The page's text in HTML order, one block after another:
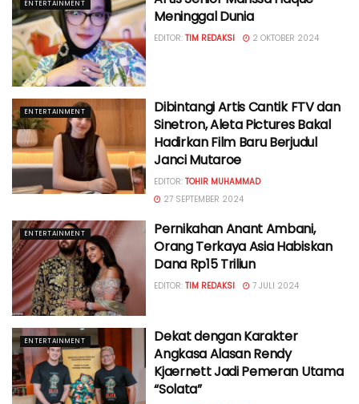
ENTERTAINMENT
Meninggal Dunia
EDITOR: TIM REDAKSI 2 OKTOBER 2024
ENTERTAINMENT
Dibintangi Artis Cantik FTV dan
Sinetron, Aleta Pictures Bakal
Hadirkan Film Baru Berjudul
Janci Mutaroe
EDITOR: TOHIR MUHAMMAD
27 SEPTEMBER 2024
ENTERTAINMENT
Pernikahan Anant Ambani,
Orang Terkaya Asia Habiskan
Dana Rp15 Triliun
EDITOR: TIM REDAKSI 7 JULI 2024
ENTERTAINMENT
Dekat dengan Karakter
Angkasa Alasan Rendy
Kjaernett Jadi Pemeran Utama
“Solata”